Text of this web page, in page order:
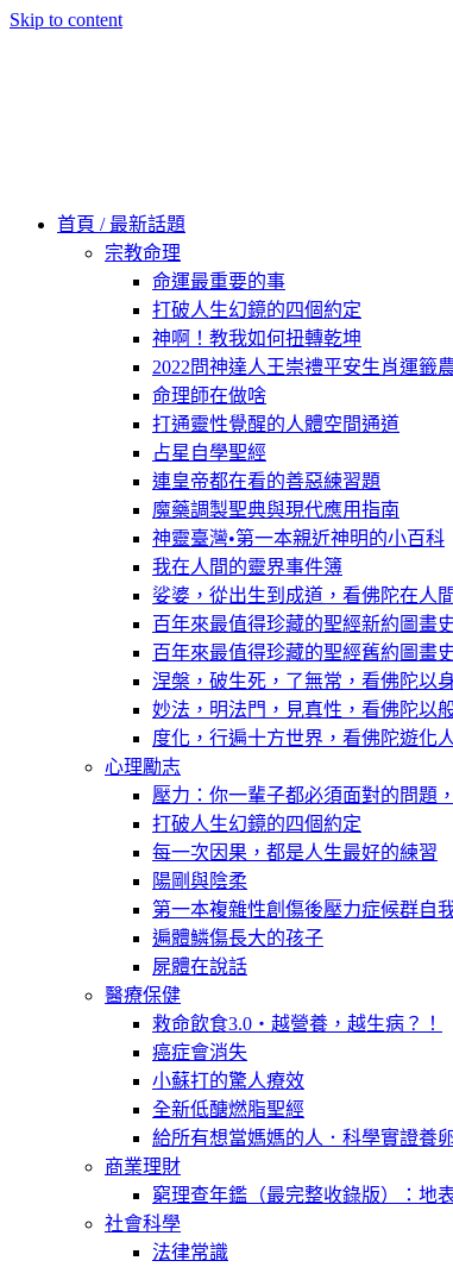
Skip to content
首頁 / 最新話題
宗教命理
命運最重要的事
打破人生幻鏡的四個約定
神啊！教我如何扭轉乾坤
2022問神達人王崇禮平安生肖運籤
命理師在做啥
打通靈性覺醒的人體空間通道
占星自學聖經
連皇帝都在看的善惡練習題
魔藥調製聖典與現代應用指南
神靈臺灣•第一本親近神明的小百科
我在人間的靈界事件簿
娑婆，從出生到成道，看佛陀在人
百年來最值得珍藏的聖經新約圖畫
百年來最值得珍藏的聖經舊約圖畫
涅槃，破生死，了無常，看佛陀以
妙法，明法門，見真性，看佛陀以
度化，行遍十方世界，看佛陀遊化
心理勵志
壓力：你一輩子都必須面對的問題
打破人生幻鏡的四個約定
每一次因果，都是人生最好的練習
陽剛與陰柔
第一本複雜性創傷後壓力症候群自
遍體鱗傷長大的孩子
屍體在說話
醫療保健
救命飲食3.0‧越營養，越生病？！
癌症會消失
小蘇打的驚人療效
全新低醣燃脂聖經
給所有想當媽媽的人．科學實證養
商業理財
窮理查年鑑（最完整收錄版）：地
社會科學
法律常識